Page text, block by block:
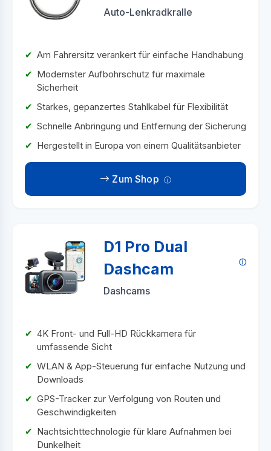
Auto-Lenkradkralle
Am Fahrersitz verankert für einfache Handhabung
Modernster Aufbohrschutz für maximale
Sicherheit
Starkes, gepanzertes Stahlkabel für Flexibilität
Schnelle Anbringung und Entfernung der Sicherung
Hergestellt in Europa von einem Qualitätsanbieter
Zum Shop
D1 Pro Dual
Dashcam
Dashcams
4K Front- und Full-HD Rückkamera für
umfassende Sicht
WLAN & App-Steuerung für einfache Nutzung und
Downloads
GPS-Tracker zur Verfolgung von Routen und
Geschwindigkeiten
Nachtsichttechnologie für klare Aufnahmen bei
Dunkelheit